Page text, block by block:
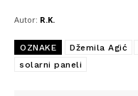
Autor: R.K.
OZNAKE Džemila Agić
solarni paneli